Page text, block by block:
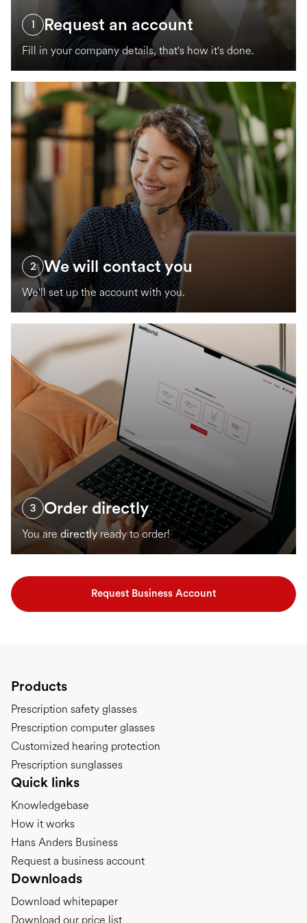
1 Request an account
Fill in your company details, that's how it's done.
2 We will contact you
We'll set up the account with you.
3 Order directly
You aredirectlyready to order!
Request Business Account
Products
Prescription safety glasses
Prescription computer glasses
Customized hearing protection
Prescription sunglasses
Quick links
Knowledgebase
How it works
Hans Anders Business
Request a business account
Downloads
Download whitepaper
Download our price list